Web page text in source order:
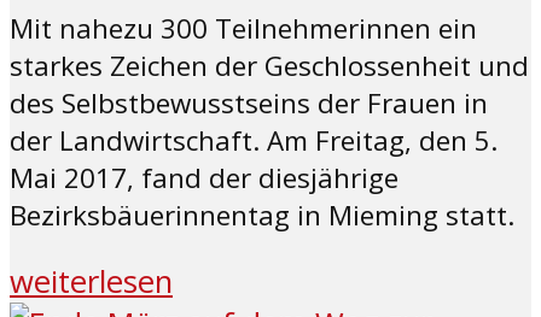
Mit nahezu 300 Teilnehmerinnen ein
starkes Zeichen der Geschlossenheit und
des Selbstbewusstseins der Frauen in
der Landwirtschaft. Am Freitag, den 5.
Mai 2017, fand der diesjährige
Bezirksbäuerinnentag in Mieming statt.
weiterlesen